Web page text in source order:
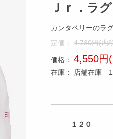
Ｊｒ．ラ
カンタベリーのラ
定価： 4,730円(内
価格： 4,550円
在庫： 店舗在庫
１２０